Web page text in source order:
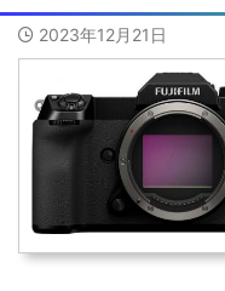
2023年12月21日